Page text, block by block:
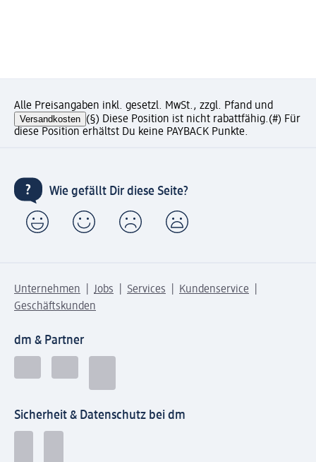
Alle Preisangaben inkl. gesetzl. MwSt., zzgl. Pfand und
Versandkosten (§) Diese Position ist nicht rabattfähig.(#) Für
diese Position erhältst Du keine PAYBACK Punkte.
Wie gefällt Dir diese Seite?
Unternehmen Jobs Services
Kundenservice
Geschäftskunden
dm & Partner
Sicherheit & Datenschutz bei dm